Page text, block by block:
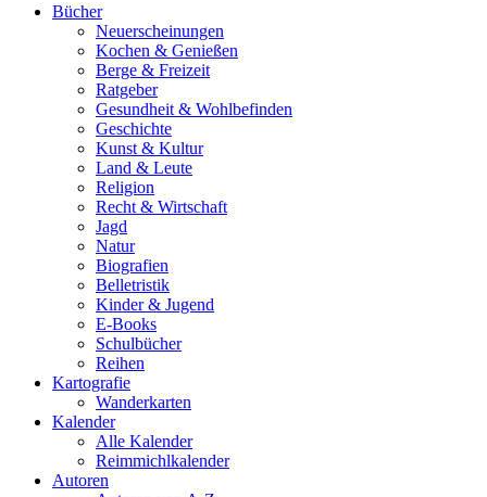
Bücher
Neuerscheinungen
Kochen & Genießen
Berge & Freizeit
Ratgeber
Gesundheit & Wohlbefinden
Geschichte
Kunst & Kultur
Land & Leute
Religion
Recht & Wirtschaft
Jagd
Natur
Biografien
Belletristik
Kinder & Jugend
E-Books
Schulbücher
Reihen
Kartografie
Wanderkarten
Kalender
Alle Kalender
Reimmichlkalender
Autoren